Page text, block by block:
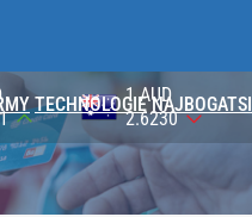
TECHNOLOGIE NAJBOGATSI
100 JPY
2.3590